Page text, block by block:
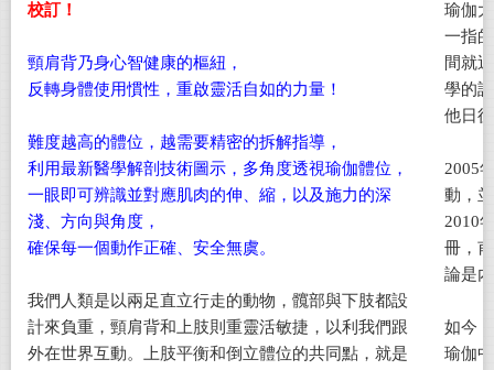
校訂！
頸肩背乃身心智健康的樞紐，
反轉身體使用慣性，重啟靈活自如的力量！
難度越高的體位，越需要精密的拆解指導，
利用最新醫學解剖技術圖示，多角度透視瑜伽體位，
一眼即可辨識並對應肌肉的伸、縮，以及施力的深
淺、方向與角度，
確保每一個動作正確、安全無虞。
我們人類是以兩足直立行走的動物，髖部與下肢都設
計來負重，頸肩背和上肢則重靈活敏捷，以利我們跟
外在世界互動。上肢平衡和倒立體位的共同點，就是
瑜伽
一指
間就
學的
他日
2005
動，
2010
冊，
論是
如今
瑜伽